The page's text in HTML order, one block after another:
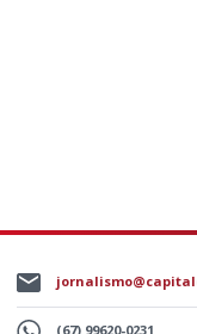
(67) 99620-0231